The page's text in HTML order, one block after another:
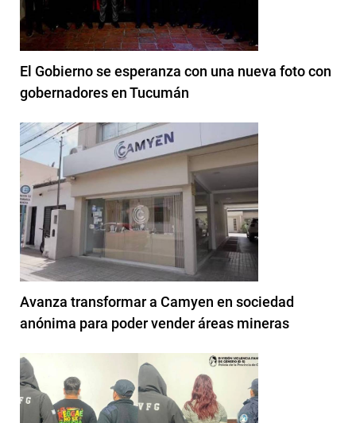
El Gobierno se esperanza con una nueva foto con
gobernadores en Tucumán
Avanza transformar a Camyen en sociedad
anónima para poder vender áreas mineras